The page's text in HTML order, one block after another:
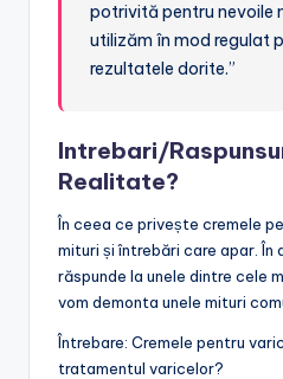
potrivită pentru nevoile
utilizăm în mod regulat
rezultatele dorite.”
Intrebari/
Realitate?
În ceea ce privește cremele
mituri și întrebări care apar. În
răspunde la unele dintre cele
vom demonta unele mituri
Întrebare: Cremele pentru
tratamentul varicelor?